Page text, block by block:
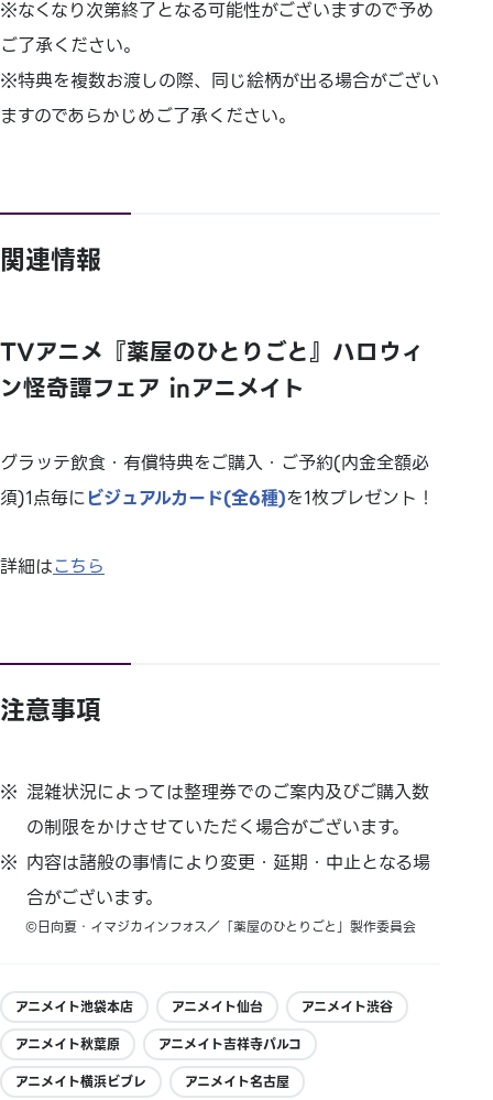
※なくなり次第終了となる可能性がございますので予め
ご了承ください。
※特典を複数お渡しの際、同じ絵柄が出る場合がござい
ますのであらかじめご了承ください。
関連情報
TVアニメ『薬屋のひとりごと』ハロウィ
ン怪奇譚フェア ㏌アニメイト
グラッテ飲食・有償特典をご購入・ご予約(内金全額必
須)1点毎にビジュアルカード(全6種)を1枚プレゼント！
詳細はこちら
注意事項
混雑状況によっては整理券でのご案内及びご購入数
の制限をかけさせていただく場合がございます。
内容は諸般の事情により変更・延期・中止となる場
合がございます。
©日向夏・イマジカインフォス／「薬屋のひとりごと」製作委員会
アニメイト池袋本店 アニメイト仙台
アニメイト渋谷
アニメイト秋葉原
アニメイト吉祥寺パルコ
アニメイト横浜ビブレ
アニメイト名古屋